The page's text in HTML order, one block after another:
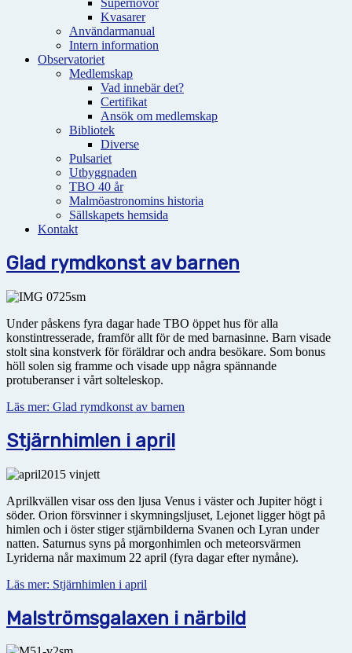
Supernovor
Kvasarer
Användarmanual
Intern information
Observatoriet
Medlemskap
Vad innebär det?
Certifikat
Ansök om medlemskap
Bibliotek
Diverse
Pulsariet
Utbyggnaden
TBO 40 år
Malmöastronomins historia
Sällskapets hemsida
Kontakt
Glad rymdkonst av barnen
Under påskens fyra dagar hade TBO öppet hus för alla
konstintresserade, framför allt för de med barnasinne. Barn visade
stolt sina konstverk för föräldrar och andra besökare. Som bonus
höll solen sig framme och visade upp några spännande
protuberanser i vårt solteleskop.
Läs mer: Glad rymdkonst av barnen
Stjärnhimlen i april
Aprilkvällen visar oss den ljusa Venus i väster och Jupiter högt i
söder. Orion försvinner i skymningsljuset, Lejonet ligger högt på
himlen och i öster stiger stjärnbilderna Svanen och Lyran under
natten. Saturnus syns på morgonhimlen och meteorsvärmen
Lyriderna når maximum 22 april (fyra dagar efter nymåne).
Läs mer: Stjärnhimlen i april
Malströmsgalaxen i närbild